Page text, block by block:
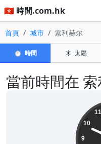
🇭🇰 時間.com.hk
首頁 城市 索利赫尔
⏱️ 時間 ☀️ 太陽
當前時間在
9
10
11